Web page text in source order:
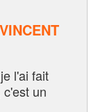
l'ai fait
un